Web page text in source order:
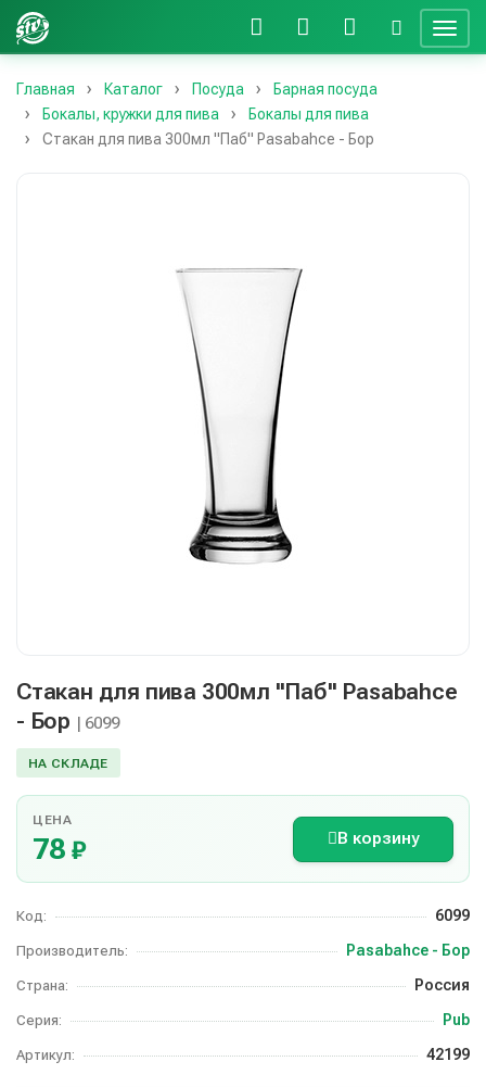
Главная Каталог Посуда
Барная посуда
Бокалы, кружки для пива
Бокалы для пива
Стакан для пива 300мл "Паб" Pasabahce - Бор
Стакан для пива 300мл "Паб" Pasabahce
- Бор | 6099
НА СКЛАДЕ
ЦЕНА
78₽ В корзину
Код: 6099
Производитель: Pasabahce - Бор
Страна: Россия
Серия: Pub
Артикул: 42199